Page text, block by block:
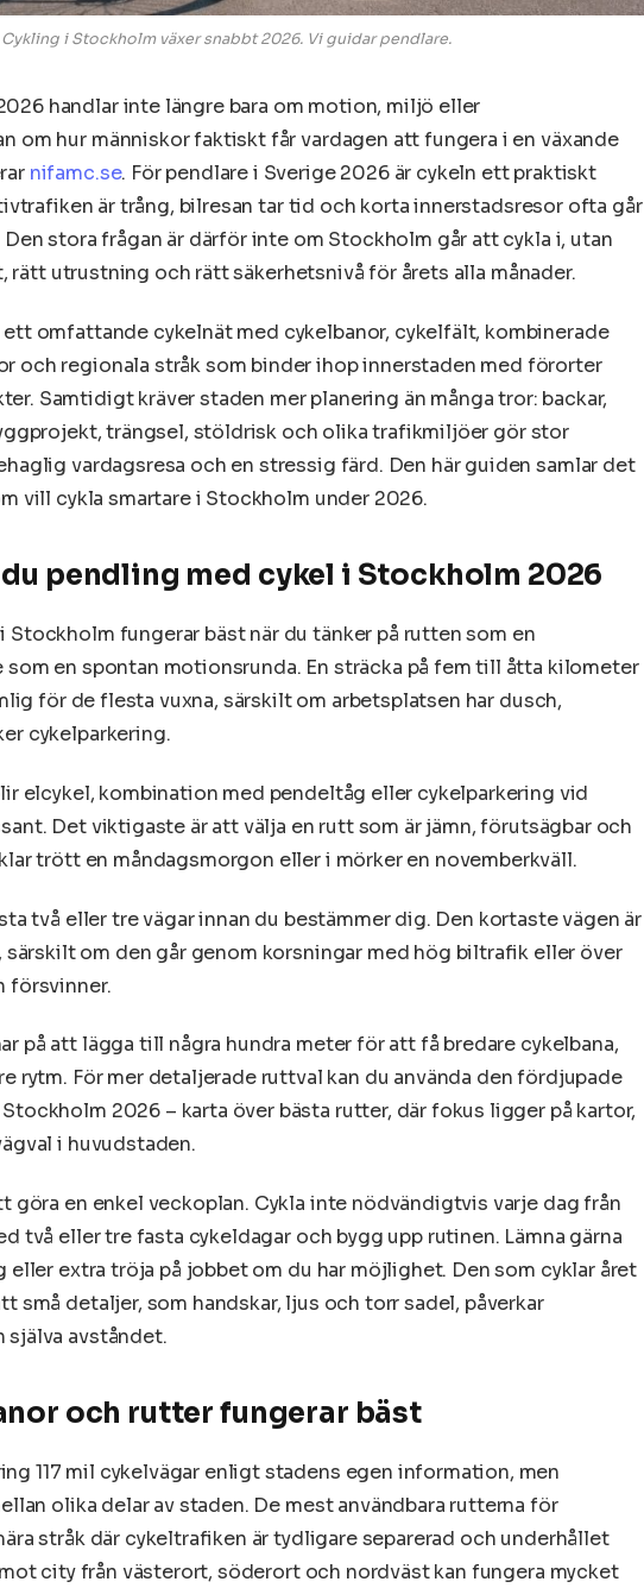
Cykling i Stockholm växer snabbt 2026. Vi guidar pendlare.
handlar inte längre bara om motion, miljö eller
om hur människor faktiskt får vardagen att fungera i en växande
nifamc.se. För pendlare i Sverige 2026 är cykeln ett praktiskt
är trång, bilresan tar tid och korta innerstadsresor ofta går
Den stora frågan är därför inte om Stockholm går att cykla i, utan
rätt utrustning och rätt säkerhetsnivå för årets alla månader.
omfattande cykelnät med cykelbanor, cykelfält, kombinerade
och regionala stråk som binder ihop innerstaden med förorter
Samtidigt kräver staden mer planering än många tror: backar,
trängsel, stöldrisk och olika trafikmiljöer gör stor
vardagsresa och en stressig färd. Den här guiden samlar det
vill cykla smartare i Stockholm under 2026.
pendling med cykel i Stockholm 2026
Stockholm fungerar bäst när du tänker på rutten som en
en spontan motionsrunda. En sträcka på fem till åtta kilometer
för de flesta vuxna, särskilt om arbetsplatsen har dusch,
cykelparkering.
elcykel, kombination med pendeltåg eller cykelparkering vid
Det viktigaste är att välja en rutt som är jämn, förutsägbar och
trött en måndagsmorgon eller i mörker en novemberkväll.
två eller tre vägar innan du bestämmer dig. Den kortaste vägen är
om den går genom korsningar med hög biltrafik eller över
försvinner.
på att lägga till några hundra meter för att få bredare cykelbana,
rytm. För mer detaljerade ruttval kan du använda den fördjupade
2026 – karta över bästa rutter, där fokus ligger på kartor,
i huvudstaden.
göra en enkel veckoplan. Cykla inte nödvändigtvis varje dag från
två eller tre fasta cykeldagar och bygg upp rutinen. Lämna gärna
eller extra tröja på jobbet om du har möjlighet. Den som cyklar året
små detaljer, som handskar, ljus och torr sadel, påverkar
själva avståndet.
och rutter fungerar bäst
117 mil cykelvägar enligt stadens egen information, men
olika delar av staden. De mest användbara rutterna för
stråk där cykeltrafiken är tydligare separerad och underhållet
city från västerort, söderort och nordväst kan fungera mycket